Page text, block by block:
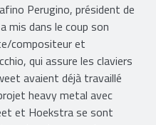
Perugino, président de
mis dans le coup son
compositeur et
qui assure les claviers
avaient déjà travaillé
heavy metal avec
et Hoekstra se sont